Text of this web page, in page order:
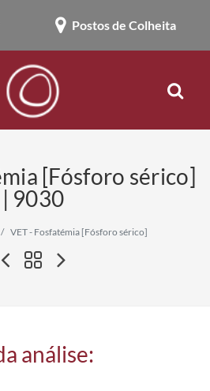
Postos de Colheita
[Fósforo sérico]
| 9030
VET - Fosfatémia [Fósforo sérico]
análise: